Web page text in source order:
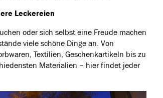
Leckereien
oder sich selbst eine Freude machen
viele schöne Dinge an. Von
Textilien, Geschenkartikeln bis zu
Materialien – hier findet jeder